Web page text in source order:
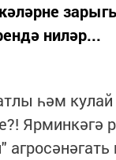
ниләр...
һәм кулай
Ярминкәгә